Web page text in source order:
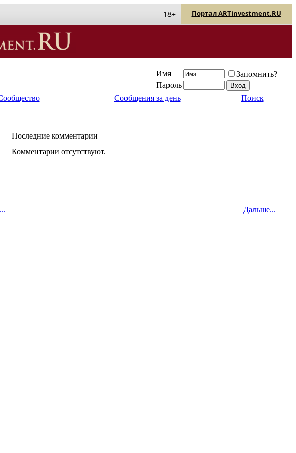
Портал ARTinvestment.RU
18+
Имя
Запомнить?
Пароль
Сообщения за день Поиск
Последние комментарии
Комментарии отсутствуют.
Дальше...